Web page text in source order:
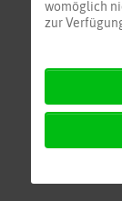
womöglich
zur